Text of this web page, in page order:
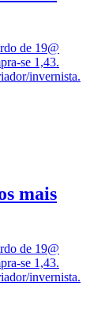
de 19@
se 1,43.
invernista.
mais
de 19@
se 1,43.
invernista.